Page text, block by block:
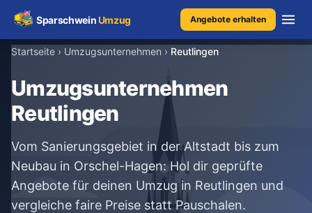
SparschweinUmzug Angebote erhalten
Umzugskosten
Kostenrechner
Ratgeber
Startseite › Umzugsunternehmen › Reutlingen
Umzugsunternehmen
Reutlingen
Vom Sanierungsgebiet in der Altstadt bis zum
Neubau in Orschel-Hagen: Hol dir geprüfte
Angebote für deinen Umzug in Reutlingen und
vergleiche faire Preise statt Pauschalen.